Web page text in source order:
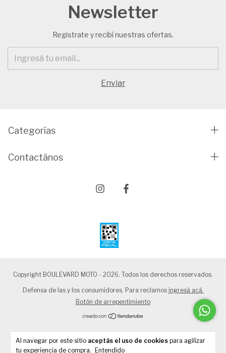
Al navegar por este sitio aceptás el uso de cookies para agilizar
tu experiencia de compra.
Entendido
Newsletter
Registrate y recibí nuestras ofertas.
Categorías
Contactános
Copyright BOULEVARD MOTO - 2026. Todos los derechos reservados.
Defensa de las y los consumidores. Para reclamos ingresá acá.
Botón de arrepentimiento